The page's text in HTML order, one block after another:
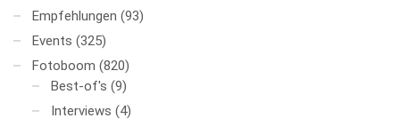
Empfehlungen (93)
Events (325)
Fotoboom (820)
Best-of's (9)
Interviews (4)